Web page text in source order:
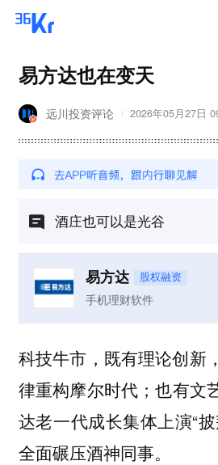
易方达也在变天
远川投资评论 2026年05月27日
酒庄也可以是光谷
易方达 股权融资
手机理财软件
科技牛市，既有理论创新
律重构摩尔时代；也有文
达老一代成长集体上演“披
全面碾压酒神同事。